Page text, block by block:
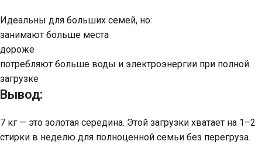
Идеальны для больших семей, но:
занимают больше места
дороже
потребляют больше воды и электроэнергии при полной
загрузке
Вывод:
7 кг — это золотая середина. Этой загрузки хватает на 1–2
стирки в неделю для полноценной семьи без перегруза.